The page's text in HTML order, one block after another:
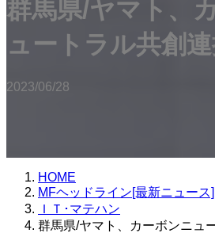
群馬県/ヤマト、
ュートラル共創
2023/06/28
HOME
MFヘッドライン[最新ニュース]
ＩＴ･マテハン
群馬県/ヤマト、カーボンニュ